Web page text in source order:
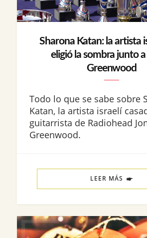
Sharona Katan: la artista
eligió la sombra junto
Greenwood
Todo lo que se sabe sobre
Katan, la artista israelí
guitarrista de Radiohead
Greenwood.
LEER MÁS